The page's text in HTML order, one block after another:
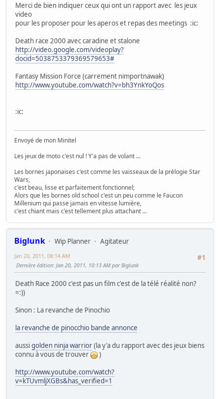
Merci de bien indiquer ceux qui ont un rapport avec les jeux
video
pour les proposer pour les aperos et repas des meetings :ic:
Death race 2000 avec caradine et stalone
http://video.google.com/videoplay?
docid=5038753379369579653#
Fantasy Mission Force (carrement nimportnawak)
http://www.youtube.com/watch?v=bh3YnkYoQos
:ic:
Envoyé de mon Minitel
Les jeux de moto c'est nul ! Y'a pas de volant ...
Les bornes japonaises c'est comme les vaisseaux de la prélogie Star
Wars,
c'est beau, lisse et parfaitement fonctionnel;
Alors que les bornes old school c'est un peu comme le Faucon
Millenium qui passe jamais en vitesse lumière,
c'est chiant mais c'est tellement plus attachant ...
Biglunk Wip Planner
Agitateur
#1
Jan 20, 2011, 08:14 AM
Dernière édition: Jan 20, 2011, 10:13 AM par Biglunk
Death Race 2000 c'est pas un film c'est de la télé réalité non?
=:))
Sinon : La revanche de Pinochio
la revanche de pinocchio bande annonce
aussigolden ninja warrior(la y'a du rapport avec des jeux biens
connu à vous de trouver
)
http://www.youtube.com/watch?
v=kTUvmljXGBs&has_verified=1